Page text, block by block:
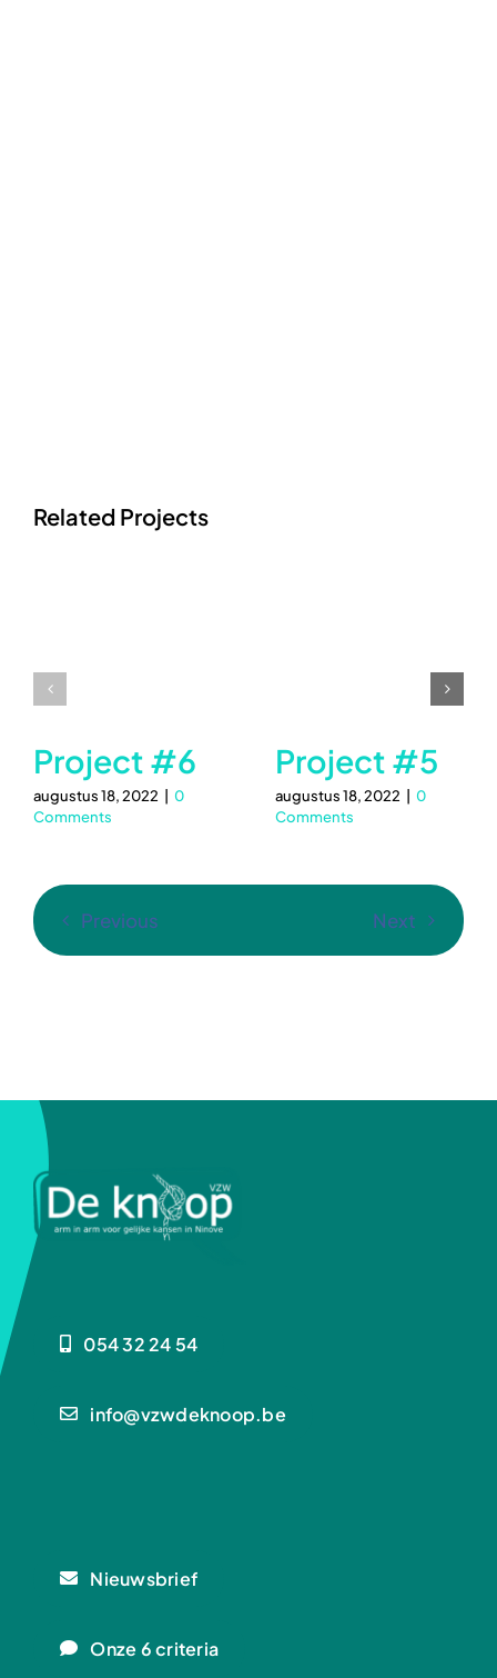
Related Projects
Project #6
augustus 18, 2022
0
Comments
Project #5
augustus 18, 2022
0
Comments
Previous Next
054 32 24 54
info@vzwdeknoop.be
Nieuwsbrief
Onze 6 criteria